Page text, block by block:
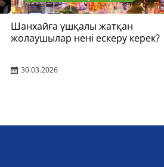
Шанхайға ұшқалы жатқан
жолаушылар нені ескеру керек?
30.03.2026